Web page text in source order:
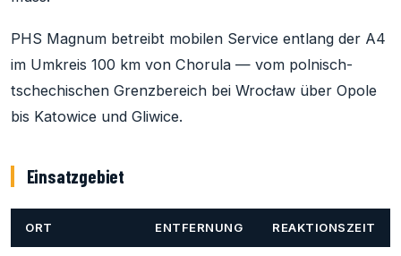
PHS Magnum betreibt mobilen Service entlang der A4
im Umkreis 100 km von Chorula — vom polnisch-
tschechischen Grenzbereich bei Wrocław über Opole
bis Katowice und Gliwice.
Einsatzgebiet
ORT ENTFERNUNG REAKTIONSZEIT